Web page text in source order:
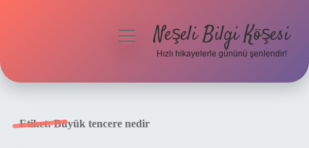
menüyüNeşeli Bilgi Köşesi
Hızlı hikayelerle gününü şenlendir!
Etiket:Büyük tencere nedir